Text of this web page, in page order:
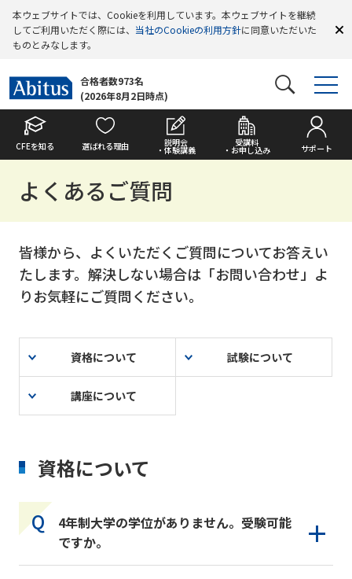
本ウェブサイトでは、Cookieを利用しています。本ウェブサイトを継続
してご利用いただく際には、 当社のCookieの利用方針に同意いただいた
ものとみなします。
合格者数973名
(2026年8月2日時点)
CFEを知る 選ばれる理由 説明会
・体験講義
受講料
・お申し込み サポート
よくあるご質問
皆様から、よくいただくご質問についてお答えい
たします。解決しない場合は「お問い合わせ」よ
りお気軽にご質問ください。
資格について 試験について
講座について
資格について
4年制大学の学位がありません。受験可能
ですか。